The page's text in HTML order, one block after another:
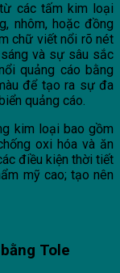
các tấm kim loại
nhôm, hoặc đồng
chữ viết nổi rõ nét
và sự sâu sắc
quảng cáo bằng
để tạo ra sự đa
quảng cáo.
kim loại bao gồm
oxi hóa và ăn
điều kiện thời tiết
mỹ cao; tạo nên
Tole